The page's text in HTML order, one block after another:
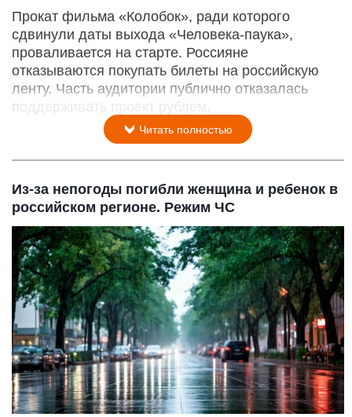
Прокат фильма «Колобок», ради которого
сдвинули даты выхода «Человека-паука»,
проваливается на старте. Россияне
отказываются покупать билеты на российскую
ленту. Часть аудитории публично отказалась
поддерживать проект рублем.
Читать полностью
Из-за непогоды погибли женщина и ребенок в
российском регионе. Режим ЧС